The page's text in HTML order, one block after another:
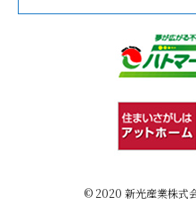
© 2020 新光産業株式